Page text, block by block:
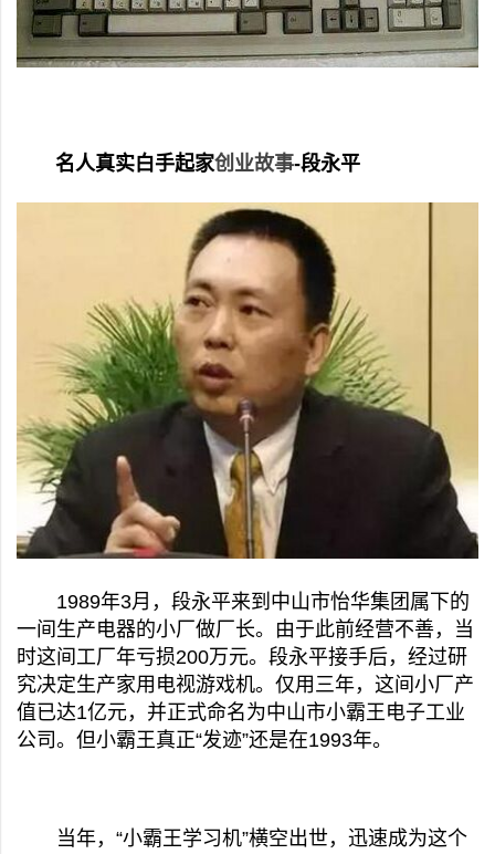
名人真实白手起家创业故事-段永平
1989年3月，段永平来到中山市怡华集团属下的
一间生产电器的小厂做厂长。由于此前经营不善，当
时这间工厂年亏损200万元。段永平接手后，经过研
究决定生产家用电视游戏机。仅用三年，这间小厂产
值已达1亿元，并正式命名为中山市小霸王电子工业
公司。但小霸王真正“发迹”还是在1993年。
当年，“小霸王学习机”横空出世，迅速成为这个